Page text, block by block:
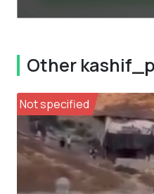
Other
Not specified